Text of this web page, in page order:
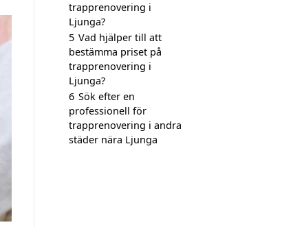
trapprenovering i
Ljunga?
5 Vad hjälper till att
bestämma priset på
trapprenovering i
Ljunga?
6 Sök efter en
professionell för
trapprenovering i andra
städer nära Ljunga